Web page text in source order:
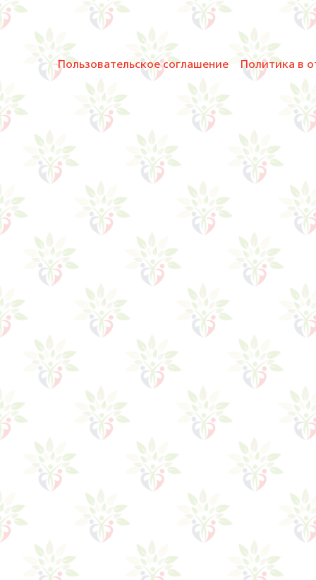
Пользовательское соглашение Политика в